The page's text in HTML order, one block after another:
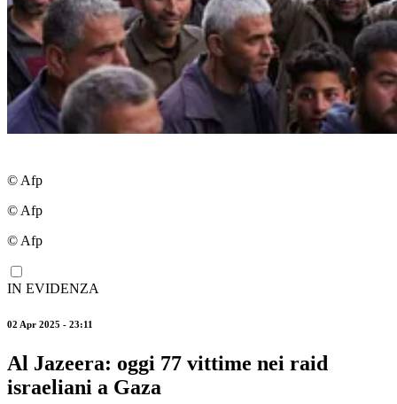
© Afp
© Afp
© Afp
IN EVIDENZA
02 Apr 2025 - 23:11
Al Jazeera: oggi 77 vittime nei raid
israeliani a Gaza